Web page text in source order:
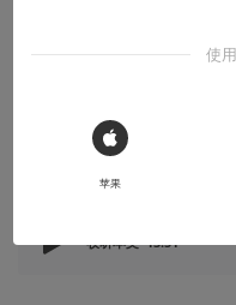
以个人视角，浅浅聊一下如
本文系用户投稿，不代表机核网观点
收听本文 13:51
使
 Sign in with Apple
苹果